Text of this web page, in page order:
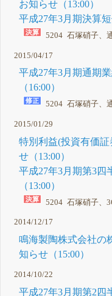
お知らせ（13:00）
平成27年3月期決算
5204 石塚硝子、
2015/04/17
平成27年3月期通期
（16:00）
5204 石塚硝子、
2015/01/29
特別利益(投資有価
せ（13:00）
平成27年3月期第3四
（13:00）
5204 石塚硝子、
2014/12/17
鳴海製陶株式会社の
知らせ（15:00）
2014/10/22
平成27年3月期第2四